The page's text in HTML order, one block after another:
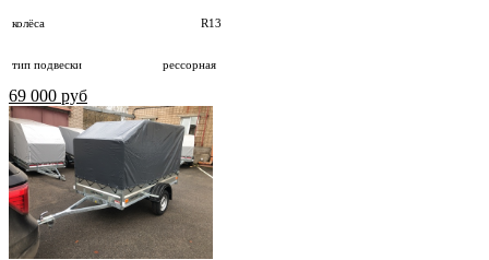
колёса R13
тип подвески рессорная
69 000 руб